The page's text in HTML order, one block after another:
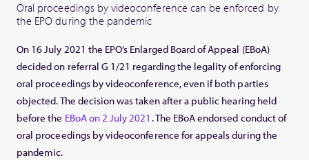
Oral proceedings by videoconference can be enforced by
the EPO during the pandemic
On 16 July 2021 the EPO’s Enlarged Board of Appeal (EBoA)
decided on referral G 1/21 regarding the legality of enforcing
oral proceedings by videoconference, even if both parties
objected. The decision was taken after a public hearing held
before the EBoA on 2 July 2021 . The EBoA endorsed conduct of
oral proceedings by videoconference for appeals during the
pandemic.